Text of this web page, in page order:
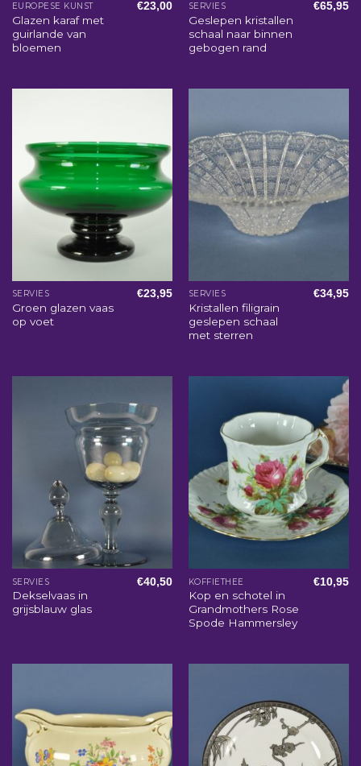
EUROPESE KUNST
Glazen karaf met
guirlande van
bloemen
€23,00 SERVIES
Geslepen kristallen
schaal naar binnen
gebogen rand
€65,95
SERVIES
Groen glazen vaas
op voet
€23,95 SERVIES
Kristallen filigrain
geslepen schaal
met sterren
€34,95
SERVIES
Dekselvaas in
grijsblauw glas
€40,50 KOFFIETHEE
Kop en schotel in
Grandmothers Rose
Spode Hammersley
€10,95